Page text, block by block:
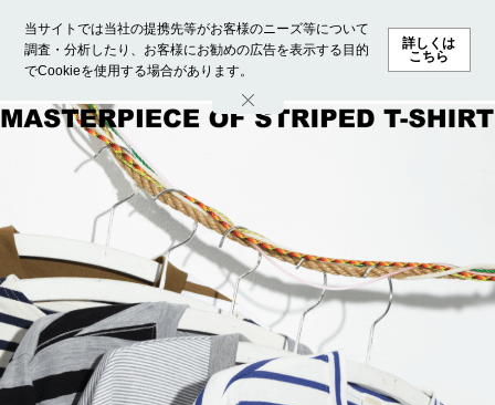
当サイトでは当社の提携先等がお客様のニーズ等について
調査・分析したり、お客様にお勧めの広告を表示する目的
でCookieを使用する場合があります。
詳しくは
こちら
ホーム モデル募集 ランキング ファッション ビューテ